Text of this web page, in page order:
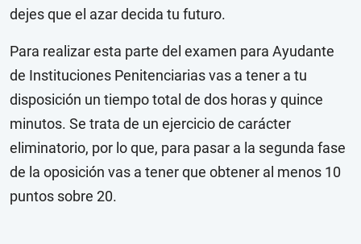
dejes que el azar decida tu futuro.
Para realizar esta parte del examen para Ayudante
de Instituciones Penitenciarias vas a tener a tu
disposición un tiempo total de dos horas y quince
minutos. Se trata de un ejercicio de carácter
eliminatorio, por lo que, para pasar a la segunda fase
de la oposición vas a tener que obtener al menos 10
puntos sobre 20.